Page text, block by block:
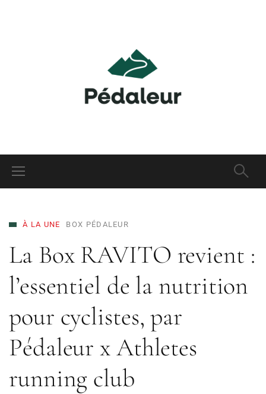
À LA UNE BOX PÉDALEUR
La Box RAVITO revient :
l’essentiel de la nutrition
pour cyclistes, par
Pédaleur x Athletes
running club